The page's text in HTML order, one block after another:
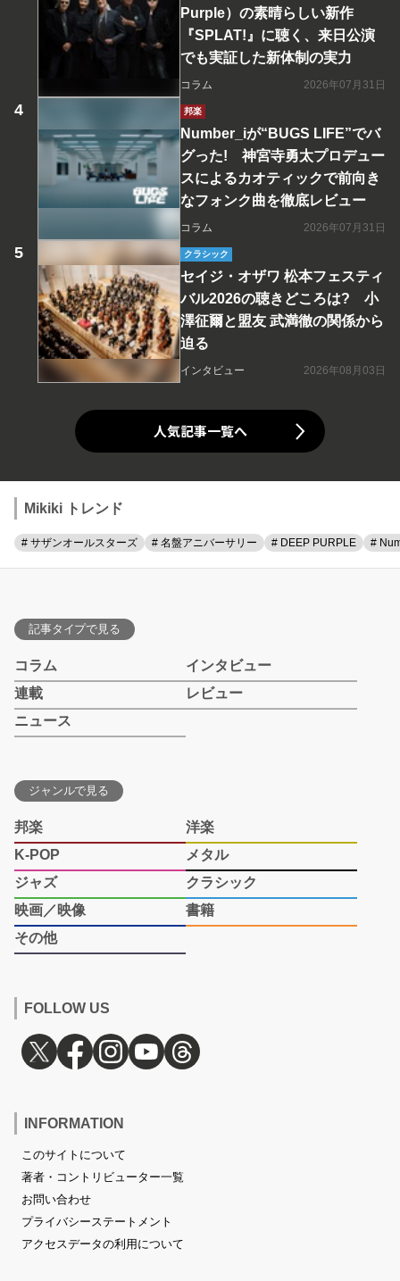
Purple）の素晴らしい新作
『SPLAT!』に聴く、来日公演
でも実証した新体制の実力
コラム 2026年07月31日
邦楽
Number_iが“BUGS LIFE”でバ
グった! 神宮寺勇太プロデュー
スによるカオティックで前向き
なフォンク曲を徹底レビュー
コラム 2026年07月31日
クラシック
セイジ・オザワ 松本フェスティ
バル2026の聴きどころは? 小
澤征爾と盟友 武満徹の関係から
迫る
インタビュー 2026年08月03日
人気記事一覧へ
Mikiki トレンド
# サザンオールスターズ # 名盤アニバーサリー # DEEP PURPLE #
記事タイプで見る
コラム
インタビュー
連載
レビュー
ニュース
ジャンルで見る
邦楽
洋楽
K-POP
メタル
ジャズ
クラシック
映画／映像
書籍
その他
FOLLOW US
INFORMATION
このサイトについて
著者・コントリビューター一覧
お問い合わせ
プライバシーステートメント
アクセスデータの利用について